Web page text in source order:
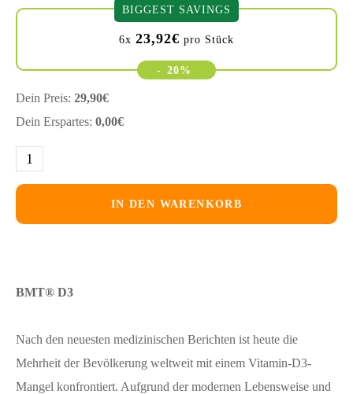
6x 23,92€ pro Stück
- 20%
BIGGEST SAVINGS
Dein Preis: 29,90€
Dein Erspartes: 0,00€
IN DEN WARENKORB
BMT® D3
Nach den neuesten medizinischen Berichten ist heute die
Mehrheit der Bevölkerung weltweit mit einem Vitamin-D3-
Mangel konfrontiert. Aufgrund der modernen Lebensweise und